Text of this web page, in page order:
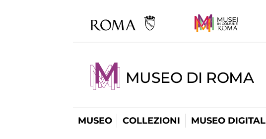
MUSEO DI ROMA
MUSEO COLLEZIONI MUSEO DIGITAL